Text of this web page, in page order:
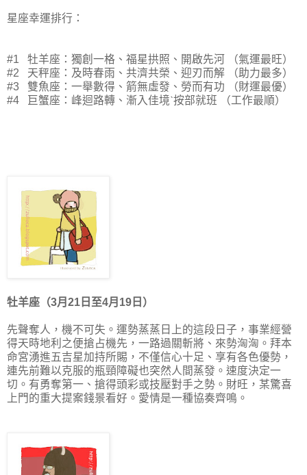
星座幸運排行：
#1 牡羊座：獨創一格、福星拱照、開啟先河 （氣運最旺）
#2 天秤座：及時春雨、共濟共榮、迎刃而解 （助力最多）
#3 雙魚座：一舉數得、箭無虛發、勞而有功 （財運最優）
#4 巨蟹座：峰迴路轉、漸入佳境ˋ按部就班 （工作最順）
牡羊座（3月21日至4月19日）
先聲奪人，機不可失。運勢蒸蒸日上的這段日子，事業經營
得天時地利之便搶占機先，一路過關斬將、來勢洶洶。拜本
命宮湧進五吉星加持所賜，不僅信心十足、享有各色優勢，
連先前難以克服的瓶頸障礙也突然人間蒸發。速度決定一
切。有勇奪第一、搶得頭彩或技壓對手之勢。財旺，某驚喜
上門的重大提案錢景看好。愛情是一種協奏齊鳴。